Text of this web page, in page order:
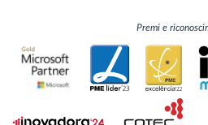
Premi e